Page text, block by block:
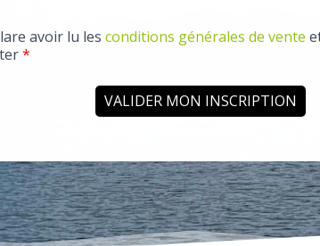
avoir lu les conditions générales de vente
*